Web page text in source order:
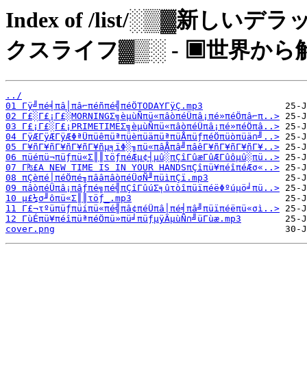
Index of /list/░▒▓新しいデラ
クスライフ▓▒░ - ▣世界から
../
01 Γÿ╝πé╡πâ│πâ⌐πéñπé╣πéÖTODAYΓÿÇ.mp3
02 Γ£░Γ£¡Γ£░MORNINGΣ╗èµùÑπü«πâòπéÜπâ¡πé»πéÖπâ⌐π..>
03 Γ£¡Γ£░Γ£¡PRIMETIMEΣ╗èµùÑπü«πâòπéÜπâ¡πé»πéÖπâ..>
04 ΓÿÆΓÿÆΓÿÆΦªÜπüêπüªπüèπüäπüªπüÅπüƒπéÖπüòπüä∩╝..>
05 Γ¥ñΓ¥ñΓ¥ñΓ¥ñΓ¥ñµ╕ïΦ░╖πü«πâÅπâ╝πâêΓ¥ñΓ¥ñΓ¥ñΓ¥..>
06 πüéπü¬πüƒπü«Σ║║τöƒπéÆµ¢┤µû░πÇîΓûæΓûÆΓûôµû░πü..>
07 Γ₧£A NEW TIME IS IN YOUR HANDSπÇîπü¥πéîπéÆσ«..>
08 πÇèπé│πéÖπé╖πââπâòπéÜσÑ╜πüìπÇï.mp3
09 πâòπéÜπâ¡πâƒπé╗πé╣πÇîΓûúΣ╕ûτòîπüïπéëΦºúµö╛πü..>
10 µ£¼σ╜ôπü«Σ║║τöƒ_.mp3
11 Γ£¬τºüπüƒπüíπü«πé╣πâ¢πéÜπâ│πé╡πâ╝πüïπéëπü«σì..>
12 ΓùÉπü¥πéîπüªπéÖπü»πü╛πüƒµÿÄµùÑ∩╝üΓùæ.mp3
cover.png